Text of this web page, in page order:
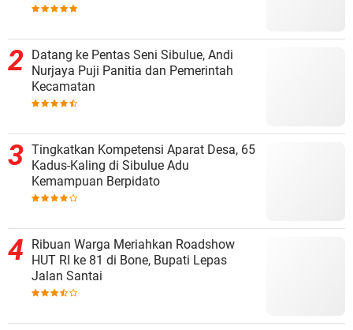
Datang ke Pentas Seni Sibulue, Andi
Nurjaya Puji Panitia dan Pemerintah
Kecamatan
Tingkatkan Kompetensi Aparat Desa, 65
Kadus-Kaling di Sibulue Adu
Kemampuan Berpidato
Ribuan Warga Meriahkan Roadshow
HUT RI ke 81 di Bone, Bupati Lepas
Jalan Santai